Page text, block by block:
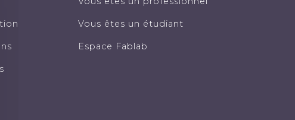
Vous êtes un étudiant
Espace Fablab